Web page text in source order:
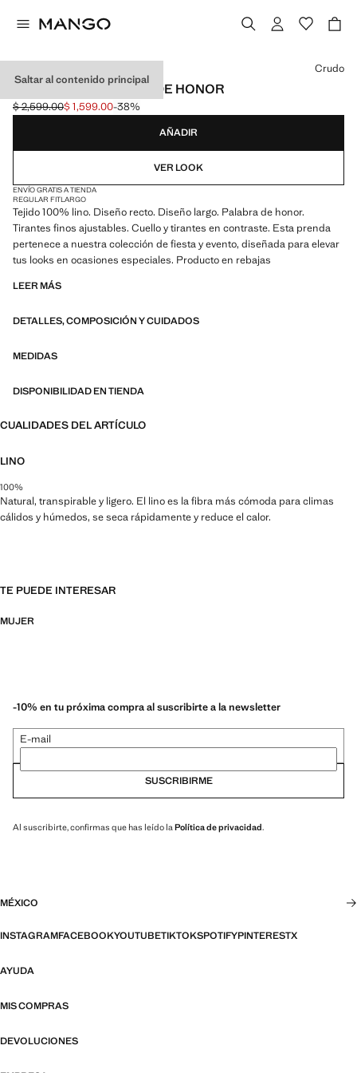
Saltar al contenido principal
MONO LINO PALABRA DE HONOR
Precio inicial tachado [$ 2,599.00 ]
$ 2,599.00
Precio actual [$ 1,599.00 ]
$ 1,599.00-38%
Selecciona un color
Crudo
AÑADIR
VER LOOK
ENVÍO GRATIS A TIENDA
REGULAR FITLARGO
Tejido 100% lino. Diseño recto. Diseño largo. Palabra de honor.
Tirantes finos ajustables. Cuello y tirantes en contraste. Esta prenda
pertenece a nuestra colección de fiesta y evento, diseñada para elevar
tus looks en ocasiones especiales. Producto en rebajas
LEER MÁS
DETALLES, COMPOSICIÓN Y CUIDADOS
MEDIDAS
DISPONIBILIDAD EN TIENDA
CUALIDADES DEL ARTÍCULO
LINO
100%
Natural, transpirable y ligero. El lino es la fibra más cómoda para climas
cálidos y húmedos, se seca rápidamente y reduce el calor.
TE PUEDE INTERESAR
MUJER
-10% en tu próxima compra al suscribirte a la newsletter
E-mail
SUSCRIBIRME
Al suscribirte, confirmas que has leído laPolítica de privacidad.
MÉXICO
INSTAGRAMFACEBOOKYOUTUBETIKTOKSPOTIFYPINTERESTX
AYUDA
MIS COMPRAS
DEVOLUCIONES